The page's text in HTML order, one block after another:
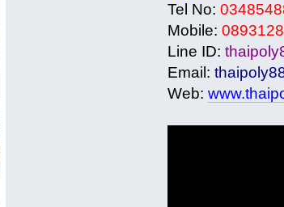
Tel No:
Mobile:
Line ID:
Email:
Web: